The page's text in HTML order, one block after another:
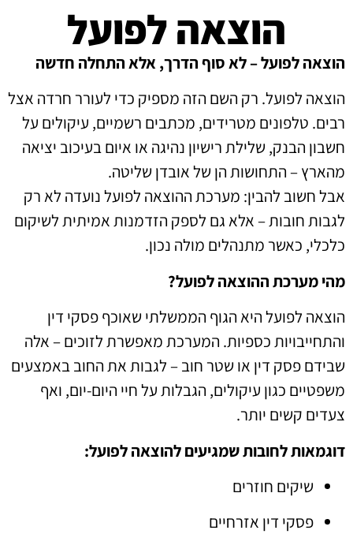
הוצאה לפועל
הוצאה לפועל – לא סוף הדרך, אלא התחלה חדשה
הוצאה לפועל. רק השם הזה מספיק כדי לעורר חרדה אצל
רבים. טלפונים מטרידים, מכתבים רשמיים, עיקולים על
חשבון הבנק, שלילת רישיון נהיגה או איום בעיכוב יציאה
מהארץ – התחושות הן של אובדן שליטה.
אבל חשוב להבין: מערכת ההוצאה לפועל נועדה לא רק
לגבות חובות – אלא גם לספק הזדמנות אמיתית לשיקום
כלכלי, כאשר מתנהלים מולה נכון.
מהי מערכת ההוצאה לפועל?
הוצאה לפועל היא הגוף הממשלתי שאוכף פסקי דין
והתחייבויות כספיות. המערכת מאפשרת לזוכים – אלה
שבידם פסק דין או שטר חוב – לגבות את החוב באמצעים
משפטיים כגון עיקולים, הגבלות על חיי היום-יום, ואף
צעדים קשים יותר.
דוגמאות לחובות שמגיעים להוצאה לפועל:
שיקים חוזרים
פסקי דין אזרחיים